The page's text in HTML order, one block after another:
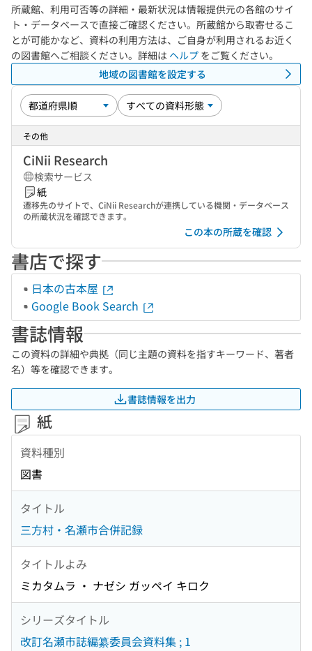
所蔵館、利用可否等の詳細・最新状況は情報提供元の各館のサイ
ト・データベースで直接ご確認ください。所蔵館から取寄せるこ
とが可能かなど、資料の利用方法は、ご自身が利用されるお近く
の図書館へご相談ください。詳細は ヘルプ をご覧ください。
地域の図書館を設定する
その他
CiNii Research
検索サービス
紙
遷移先のサイトで、CiNii Researchが連携している機関・データベース
の所蔵状況を確認できます。
この本の所蔵を確認
書店で探す
日本の古本屋
Google Book Search
書誌情報
この資料の詳細や典拠（同じ主題の資料を指すキーワード、著者
名）等を確認できます。
書誌情報を出力
紙
資料種別
図書
タイトル
三方村・名瀬市合併記録
タイトルよみ
ミカタムラ ・ ナゼシ ガッペイ キロク
シリーズタイトル
改訂名瀬市誌編纂委員会資料集 ; 1